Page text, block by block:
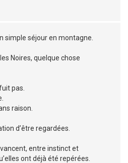
simple séjour en montagne.
Noires, quelque chose
pas.
raison.
d’être regardées.
entre instinct et
ont déjà été repérées.